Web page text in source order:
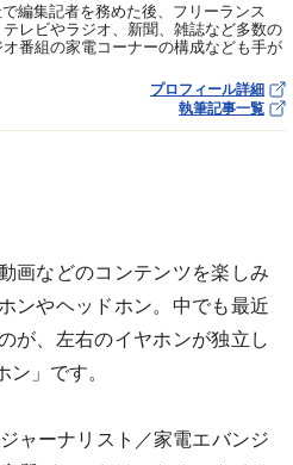
編集記者を務めた後、フリーランス
レビやラジオ、新聞、雑誌など多数の
番組の家電コーナーの構成なども手が
プロフィール詳細
執筆記事一覧
画などのコンテンツを楽しみ
ンやヘッドホン。中でも最近
が、左右のイヤホンが独立し
」です。
ャーナリスト／家電エバンジ